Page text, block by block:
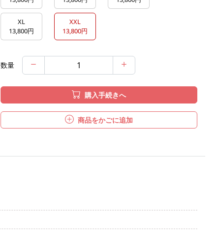
XL
13,800円
XXL
13,800円
数量
購入手続きへ
商品をかごに追加